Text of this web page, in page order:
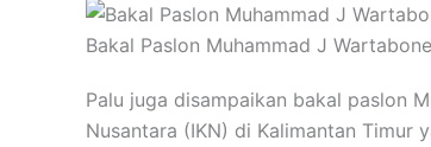
Bakal Paslon Muhammad J
Palu juga disampaikan bakal paslon
Nusantara (IKN) di Kalimantan Timur